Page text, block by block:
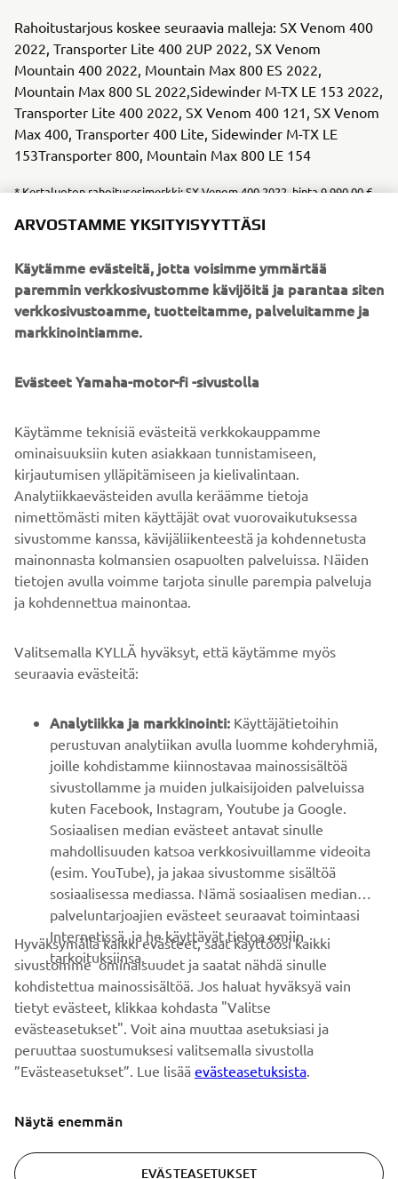
Rahoitustarjous koskee seuraavia malleja: SX Venom 400
2022, Transporter Lite 400 2UP 2022, SX Venom
Mountain 400 2022, Mountain Max 800 ES 2022,
Mountain Max 800 SL 2022,Sidewinder M-TX LE 153 2022,
Transporter Lite 400 2022, SX Venom 400 121, SX Venom
Max 400, Transporter 400 Lite, Sidewinder M-TX LE
153Transporter 800, Mountain Max 800 LE 154
* Kertaluoton rahoitusesimerkki: SX Venom 400 2022, hinta 9 990,00 €,
käsiraha 2 000,00 €, sopimusaika 36 kk, kuukausierä 99,00 €, luoton
suurempi erä 5 340,00 €. Kuukausierä sisältää koron 0,00 %,
perustamismaksun 290,00 € ja käsittelykulun 15,00 €/kk.
Luottokustannukset yht. 830,00 €, luoton ja luottokustannusten
yhteismäärä 8 820,00 €, todellinen luottohinta 10 820,00 € ja todellinen
kaskovakuutuksen. Palvelun tuottaa Santander Consumer Finance Oy,
TUTUSTU 2022 KELKKOIHIN
B2B
YAMAHA MUUALLA
ASIAKASTUKI
UUTISKIRJE
Ole ensimmäinen, joka kuulee uusimmista tarjouksista,
erikoistapahtumista, uusista julkaisuista ja paljon muuta...
TILAA
Lue tietosuojakäytäntömme saadaksesi tietää, miten
käsittelemme henkilötietojasi:
Tietosuoja ja evästeet -sivustolta
ARVOSTAMME YKSITYISYYTTÄSI
Käytämme evästeitä, jotta voisimme ymmärtää
paremmin verkkosivustomme kävijöitä ja parantaa siten
verkkosivustoamme, tuotteitamme, palveluitamme ja
markkinointiamme.
Evästeet Yamaha-motor-fi -sivustolla
Käytämme teknisiä evästeitä verkkokauppamme
ominaisuuksiin kuten asiakkaan tunnistamiseen,
kirjautumisen ylläpitämiseen ja kielivalintaan.
Analytiikkaevästeiden avulla keräämme tietoja
nimettömästi miten käyttäjät ovat vuorovaikutuksessa
sivustomme kanssa, kävijäliikenteestä ja kohdennetusta
mainonnasta kolmansien osapuolten palveluissa. Näiden
tietojen avulla voimme tarjota sinulle parempia palveluja
ja kohdennettua mainontaa.
Valitsemalla KYLLÄ hyväksyt, että käytämme myös
seuraavia evästeitä:
Analytiikka ja markkinointi: Käyttäjätietoihin
perustuvan analytiikan avulla luomme kohderyhmiä,
joille kohdistamme kiinnostavaa mainossisältöä
sivustollamme ja muiden julkaisijoiden palveluissa
kuten Facebook, Instagram, Youtube ja Google.
Sosiaalisen median evästeet antavat sinulle
mahdollisuuden katsoa verkkosivuillamme videoita
(esim. YouTube), ja jakaa sivustomme sisältöä
sosiaalisessa mediassa. Nämä sosiaalisen median
palveluntarjoajien evästeet seuraavat toimintaasi
Internetissä, ja he käyttävät tietoa omiin
tarkoituksiinsa.
Hyväksymällä kaikki evästeet, saat käyttöösi kaikki
sivustomme ominaisuudet ja saatat nähdä sinulle
kohdistettua mainossisältöä. Jos haluat hyväksyä vain
tietyt evästeet, klikkaa kohdasta "Valitse
evästeasetukset". Voit aina muuttaa asetuksiasi ja
peruuttaa suostumuksesi valitsemalla sivustolla
”Evästeasetukset”. Lue lisää evästeasetuksista.
Näytä enemmän
EVÄSTEASETUKSET